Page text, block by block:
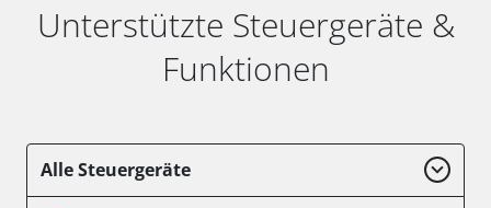
Unterstützte Steuergeräte &
Funktionen
Alle Steuergeräte